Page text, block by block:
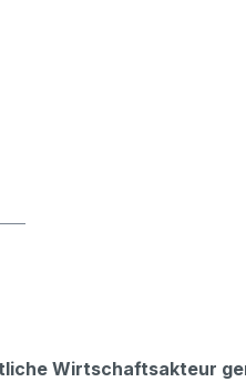
Wirtschaftsakteur